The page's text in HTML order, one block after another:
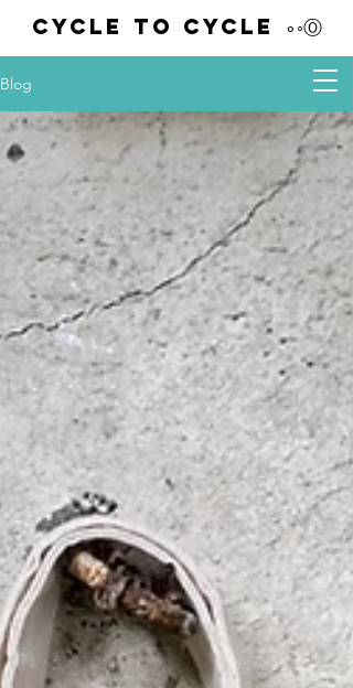
Cycle to Cycle ∘◦Ⓞ
Blog